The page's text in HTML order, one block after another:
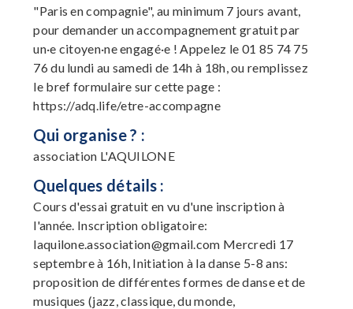
"Paris en compagnie", au minimum 7 jours avant,
pour demander un accompagnement gratuit par
un·e citoyen·ne engagé·e ! Appelez le 01 85 74 75
76 du lundi au samedi de 14h à 18h, ou remplissez
le bref formulaire sur cette page :
https://adq.life/etre-accompagne
Qui organise ? :
association L'AQUILONE
Quelques détails :
Cours d'essai gratuit en vu d'une inscription à
l'année. Inscription obligatoire:
laquilone.association@gmail.com Mercredi 17
septembre à 16h, Initiation à la danse 5-8 ans:
proposition de différentes formes de danse et de
musiques (jazz, classique, du monde,